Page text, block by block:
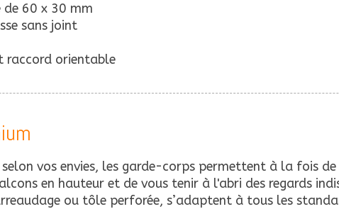
60 x 30 mm
sans joint
raccord orientable
vos envies, les garde-corps permettent à la fois
en hauteur et de vous tenir à l'abri des regards
ou tôle perforée, s’adaptent à tous les